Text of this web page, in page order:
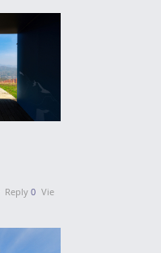
Reply 0 Vie